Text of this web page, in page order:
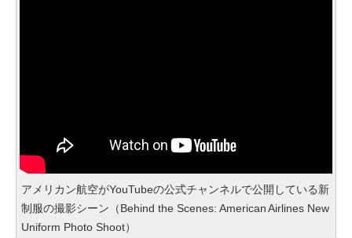
アメリカン航空がYouTubeの公式チャンネルで公開している新
制服の撮影シーン（Behind the Scenes: American Airlines New
Uniform Photo Shoot）